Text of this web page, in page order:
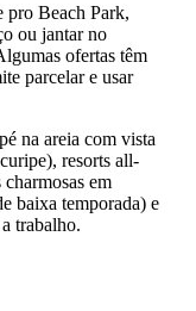
pro Beach Park,
ou jantar no
ofertas têm
parcelar e usar
na areia com vista
resorts all-
em
baixa temporada) e
trabalho.